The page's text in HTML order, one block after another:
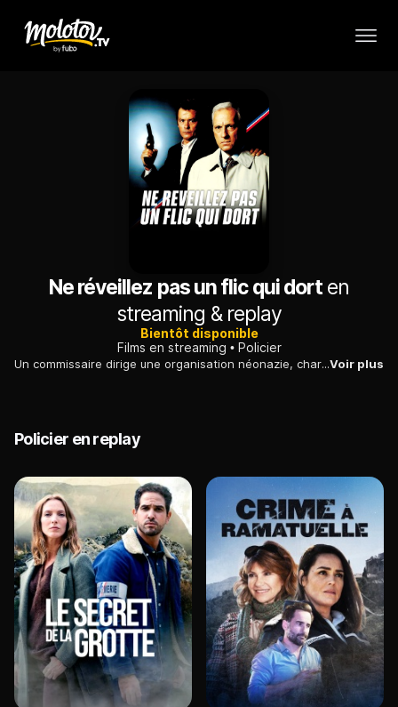
Ne réveillez pas un flic qui dorten
streaming & replay
Bientôt disponible
Films en streaming
Policier
Un commissaire dirige une organisation néonazie, chargée de remédier au laxisme des autorités. Un de ses collègues lui met des bâtons dans les roues...Voir plus
Policier en replay